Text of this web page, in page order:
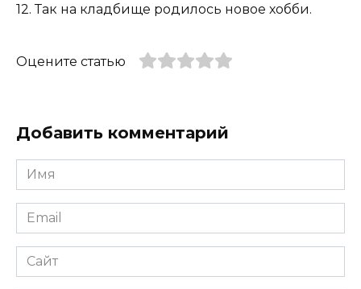
12. Так на кладбище родилось новое хобби.
Оцените статью
Добавить комментарий
Имя
*
Email
*
Сайт